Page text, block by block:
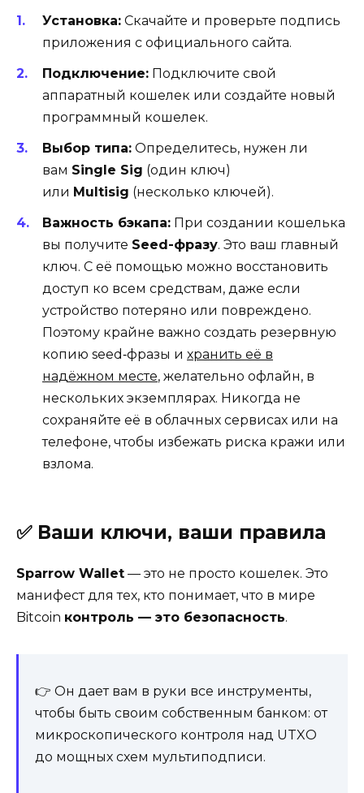
Установка: Скачайте и проверьте подпись
приложения с официального сайта.
Подключение: Подключите свой
аппаратный кошелек или создайте новый
программный кошелек.
Выбор типа: Определитесь, нужен ли
вам Single Sig (один ключ)
или Multisig (несколько ключей).
Важность бэкапа: При создании кошелька
вы получите Seed -фразу. Это ваш главный
ключ. С её помощью можно восстановить
доступ ко всем средствам, даже если
устройство потеряно или повреждено.
Поэтому крайне важно создать резервную
копию seed‑фразы и хранить её в
надёжном месте, желательно офлайн, в
нескольких экземплярах. Никогда не
сохраняйте её в облачных сервисах или на
телефоне, чтобы избежать риска кражи или
взлома.
✅Ваши ключи, ваши правила
Sparrow Wallet — это не просто кошелек. Это
манифест для тех, кто понимает, что в мире
Bitcoin контроль — это безопасность.
👉 Он дает вам в руки все инструменты,
чтобы быть своим собственным банком: от
микроскопического контроля над UTXO
до мощных схем мультиподписи.